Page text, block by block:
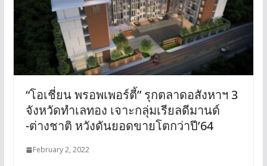
“โอเชี่ยน พรอพเพอร์ตี้” รุกตลาดอสังหาฯ 3
จังหวัดทำเลทอง เจาะกลุ่มเรียลดีมานด์
-ต่างชาติ หวังดันยอดขายโตกว่าปี’64
February 2, 2022